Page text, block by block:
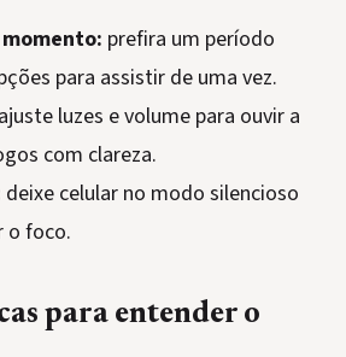
prefira um período
para assistir de uma vez.
ajuste luzes e volume para ouvir a
com clareza.
deixe celular no modo silencioso
o foco.
para entender o